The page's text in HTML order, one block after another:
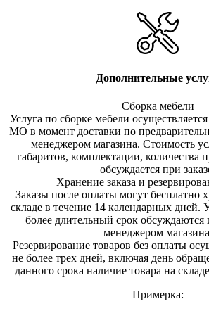
Дополнительные
Сборка мебели
Услуга по сборке мебели
МО в момент доставки по
менеджером магазина. Стоимость
габаритов, комплектации, количества
обсуждается при
Хранение заказа и
Заказы после оплаты могут бесплатно
складе в течение 14 календарных дней.
более длительный срок обсуждаются
менеджером
Резервирование товаров без оплаты
не более трех дней, включая день
данного срока наличие товара на
Примерка: